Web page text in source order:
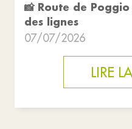
📸 Route de
des lignes
07/07/2026
LIRE